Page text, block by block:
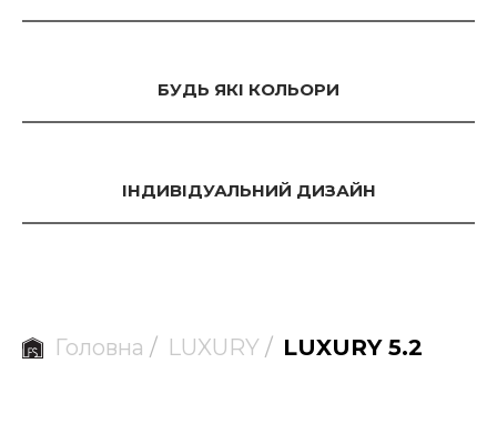
БУДЬ ЯКІ КОЛЬОРИ
ІНДИВІДУАЛЬНИЙ ДИЗАЙН
Головна / LUXURY / LUXURY 5.2